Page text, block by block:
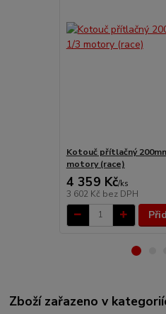
Kotouč přítlačný
motory (race)
4 359 Kč/ks
3 602 Kč bez DPH
Zboží zařazeno v